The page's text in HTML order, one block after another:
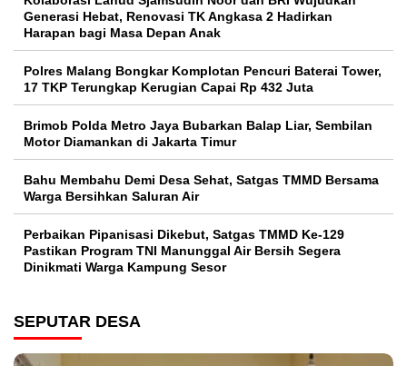
Generasi Hebat, Renovasi TK Angkasa 2 Hadirkan
Harapan bagi Masa Depan Anak
Polres Malang Bongkar Komplotan Pencuri Baterai Tower,
17 TKP Terungkap Kerugian Capai Rp 432 Juta
Brimob Polda Metro Jaya Bubarkan Balap Liar, Sembilan
Motor Diamankan di Jakarta Timur
Bahu Membahu Demi Desa Sehat, Satgas TMMD Bersama
Warga Bersihkan Saluran Air
Perbaikan Pipanisasi Dikebut, Satgas TMMD Ke-129
Pastikan Program TNI Manunggal Air Bersih Segera
Dinikmati Warga Kampung Sesor
SEPUTAR DESA